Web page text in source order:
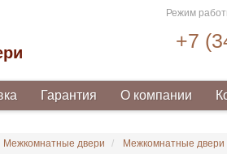
Режим
+7
Гарантия О компании
Межкомнатные двери Межкомнатные двери